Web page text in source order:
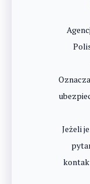
Jeżeli